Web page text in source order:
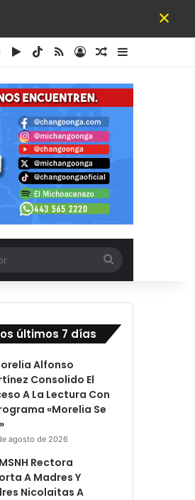
Powered by SendPulse
×
Instagram
Google Play
TikTok
RSS AccesoPublicación al
por
últimos 7 días
Alfonso
Consolido El
A La Lectura Con
«Morelia Se
agosto de 2026
Rectora
A Madres Y
Nicolaitas A